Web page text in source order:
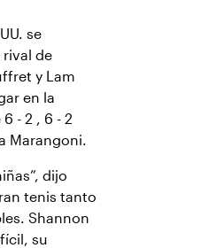
se
de
y Lam
en la
- 2 , 6 - 2
Marangoni.
dijo
tenis tanto
Shannon
su